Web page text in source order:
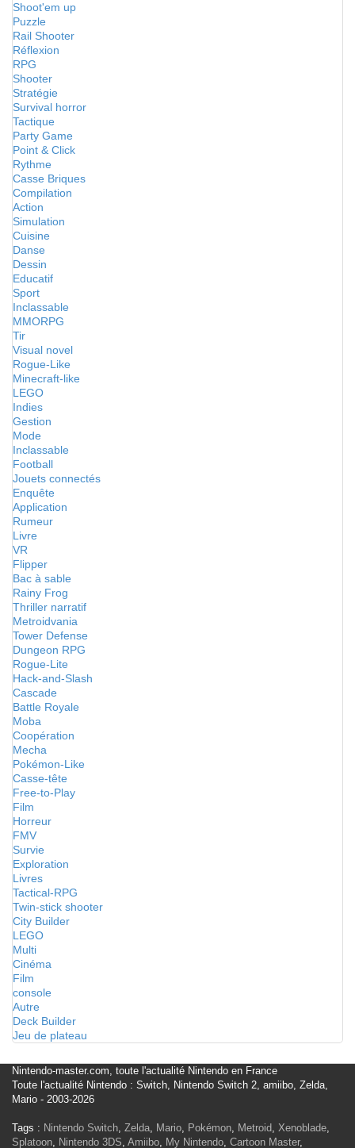
Shoot'em up
Puzzle
Rail Shooter
Réflexion
RPG
Shooter
Stratégie
Survival horror
Tactique
Party Game
Point & Click
Rythme
Casse Briques
Compilation
Action
Simulation
Cuisine
Danse
Dessin
Educatif
Sport
Inclassable
MMORPG
Tir
Visual novel
Rogue-Like
Minecraft-like
LEGO
Indies
Gestion
Mode
Inclassable
Football
Jouets connectés
Enquête
Application
Rumeur
Livre
VR
Flipper
Bac à sable
Rainy Frog
Thriller narratif
Metroidvania
Tower Defense
Dungeon RPG
Rogue-Lite
Hack-and-Slash
Cascade
Battle Royale
Moba
Coopération
Mecha
Pokémon-Like
Casse-tête
Free-to-Play
Film
Horreur
FMV
Survie
Exploration
Livres
Tactical-RPG
Twin-stick shooter
City Builder
LEGO
Multi
Cinéma
Film
console
Autre
Deck Builder
Jeu de plateau
Nintendo-master.com, toute l'actualité Nintendo en France
Toute l'actualité Nintendo : Switch, Nintendo Switch 2, amiibo, Zelda,
Mario - 2003-2026
Tags : Nintendo Switch, Zelda, Mario, Pokémon, Metroid, Xenoblade,
Splatoon, Nintendo 3DS, Amiibo, My Nintendo, Cartoon Master,